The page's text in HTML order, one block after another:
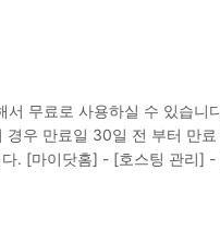
무료로 사용하실 수 있습니
우 만료일 30일 전 부터 만
. [마이닷홈] - [호스팅 관리]